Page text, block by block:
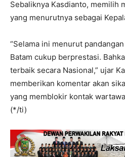
Sebaliknya Kasdianto, memilih
yang menurutnya sebagai
“Selama ini menurut
Batam cukup berprestasi.
terbaik secara Nasional,” ujar
memberikan komentar akan
yang memblokir kontak
(*/ti)